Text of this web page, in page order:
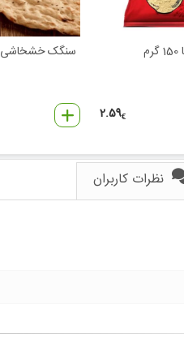
2.59€
سنگک خشخاشی
نظرات کاربران